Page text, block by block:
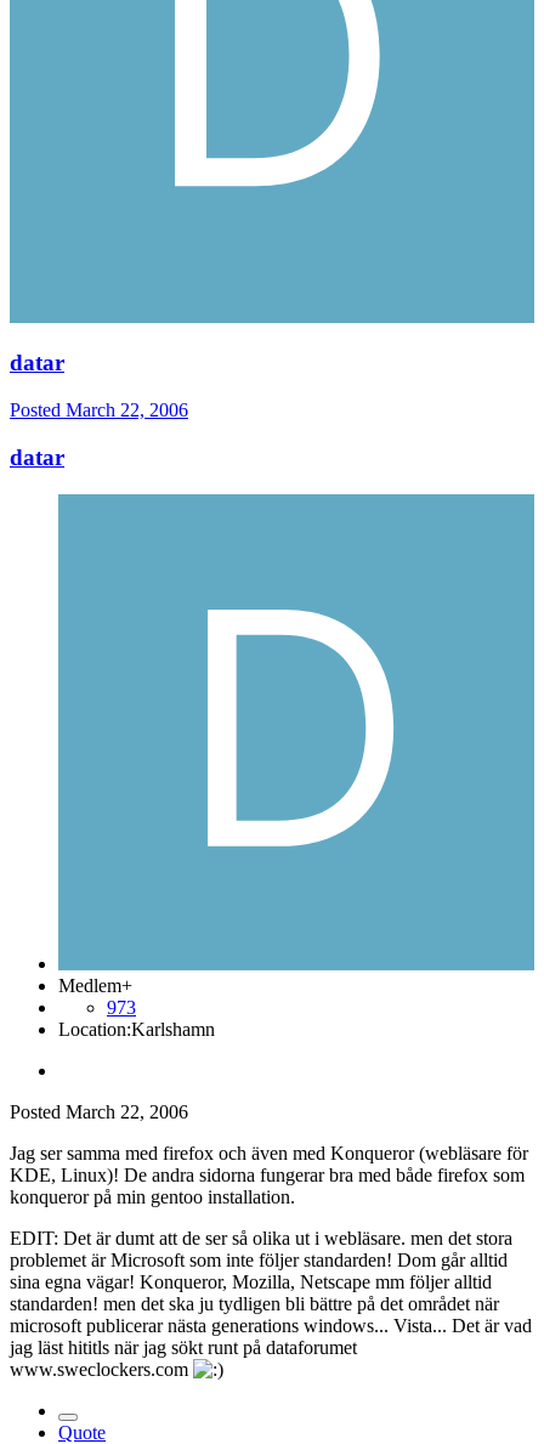
datar
Posted March 22, 2006
datar
Medlem+
973
Location:Karlshamn
Posted March 22, 2006
Jag ser samma med firefox och även med Konqueror (webläsare för
KDE, Linux)! De andra sidorna fungerar bra med både firefox som
konqueror på min gentoo installation.
EDIT: Det är dumt att de ser så olika ut i webläsare. men det stora
problemet är Microsoft som inte följer standarden! Dom går alltid
sina egna vägar! Konqueror, Mozilla, Netscape mm följer alltid
standarden! men det ska ju tydligen bli bättre på det området när
microsoft publicerar nästa generations windows... Vista... Det är vad
jag läst hititls när jag sökt runt på dataforumet
www.sweclockers.com
Quote